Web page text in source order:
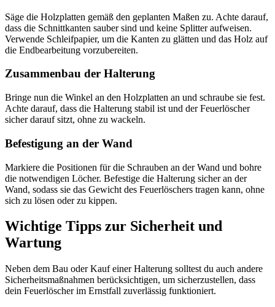
Säge die Holzplatten gemäß den geplanten Maßen zu. Achte darauf,
dass die Schnittkanten sauber sind und keine Splitter aufweisen.
Verwende Schleifpapier, um die Kanten zu glätten und das Holz auf
die Endbearbeitung vorzubereiten.
Zusammenbau der Halterung
Bringe nun die Winkel an den Holzplatten an und schraube sie fest.
Achte darauf, dass die Halterung stabil ist und der Feuerlöscher
sicher darauf sitzt, ohne zu wackeln.
Befestigung an der Wand
Markiere die Positionen für die Schrauben an der Wand und bohre
die notwendigen Löcher. Befestige die Halterung sicher an der
Wand, sodass sie das Gewicht des Feuerlöschers tragen kann, ohne
sich zu lösen oder zu kippen.
Wichtige Tipps zur Sicherheit und
Wartung
Neben dem Bau oder Kauf einer Halterung solltest du auch andere
Sicherheitsmaßnahmen berücksichtigen, um sicherzustellen, dass
dein Feuerlöscher im Ernstfall zuverlässig funktioniert.